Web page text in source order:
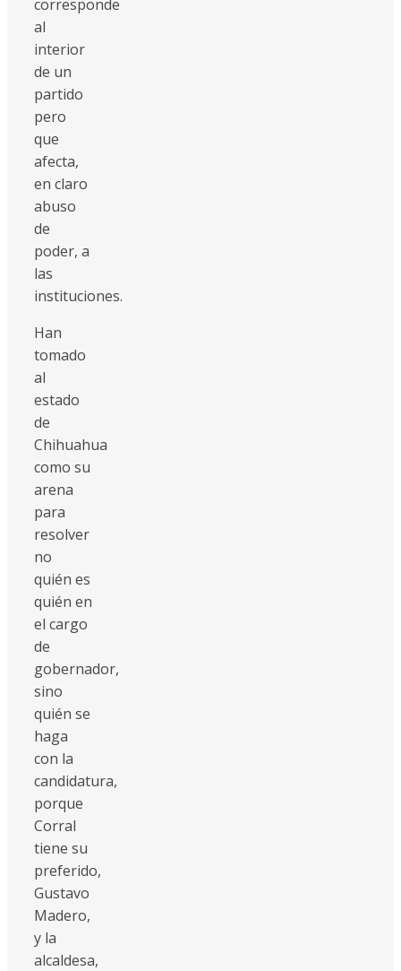
corresponde
al
interior
de un
partido
pero
que
afecta,
en claro
abuso
de
poder, a
las
instituciones.
Han
tomado
al
estado
de
Chihuahua
como su
arena
para
resolver
no
quién es
quién en
el cargo
de
gobernador,
sino
quién se
haga
con la
candidatura,
porque
Corral
tiene su
preferido,
Gustavo
Madero,
y la
alcaldesa,